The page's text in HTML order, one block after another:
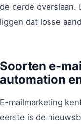
de derde overslaan.
liggen dat losse
Soorten e-
automation
E-mailmarketing
eerste is de